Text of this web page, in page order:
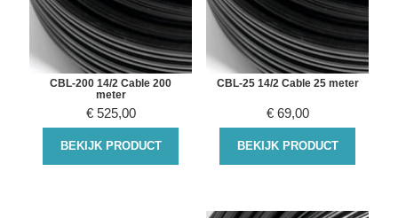
CBL-200 14/2 Cable 200
meter
€ 525,00
BEKIJK PRODUCT
CBL-25 14/2 Cable 25 meter
€ 69,00
BEKIJK PRODUCT